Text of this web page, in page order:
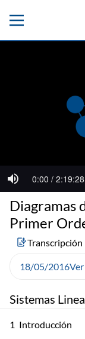
Sistemas
1 Introducción
Diagramas
Primer
Transcripción
18/05/2016